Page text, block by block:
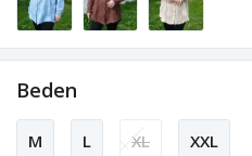
Beden
M L XL XXL